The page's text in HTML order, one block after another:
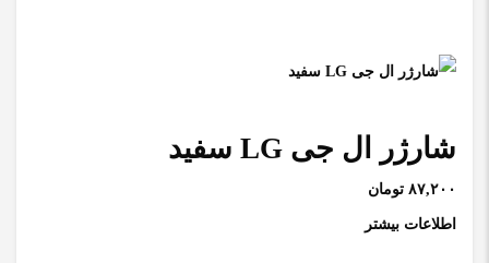
شارژر ال جی LG سفید
۸۷,۲۰۰ تومان
اطلاعات بیشتر